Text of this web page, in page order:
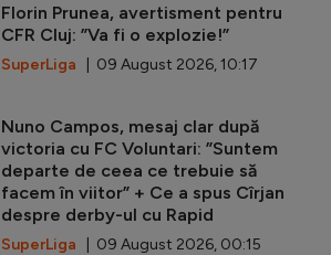
Florin Prunea, avertisment pentru
CFR Cluj: ”Va fi o explozie!”
SuperLiga | 09 August 2026, 10:17
Nuno Campos, mesaj clar după
victoria cu FC Voluntari: ”Suntem
departe de ceea ce trebuie să
facem în viitor” + Ce a spus Cîrjan
despre derby-ul cu Rapid
SuperLiga | 09 August 2026, 00:15